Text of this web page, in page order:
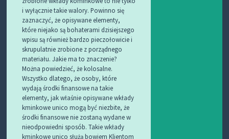
i wyłącznie takie walory. Powinno się
zaznaczyć, że opisywane elementy,
które niejako są bohaterami dzisiejszego
wpisu są również bardzo pieczołowicie i
skrupulatnie zrobione z porządnego
materiału. Jakie ma to znaczenie?
Można powiedzieć, że kolosalne.
Wszystko dlatego, że osoby, które
wydają środki finansowe na takie
elementy, jak właśnie opisywane wkłady
kminkowe unico mogą być niezbite, że
środki finansowe nie zostaną wydane w
nieodpowiedni sposób. Takie wkłady
kminkowe unico służą bowiem Klientom